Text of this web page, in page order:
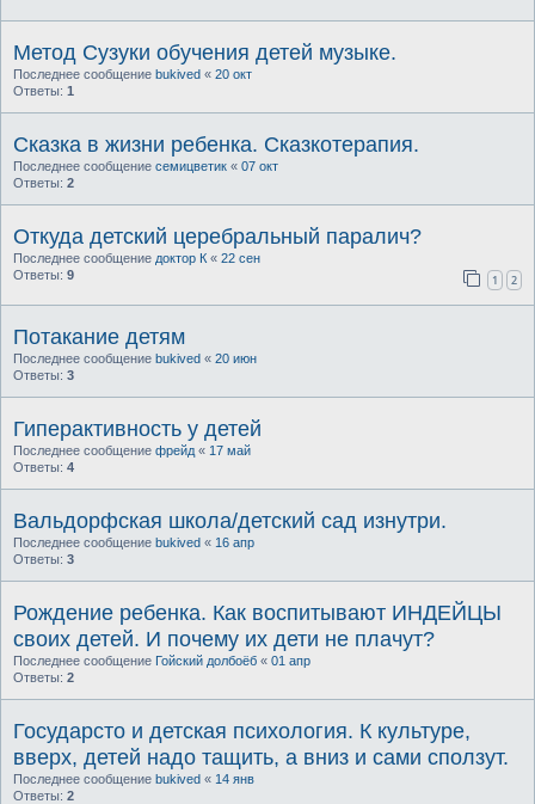
Метод Сузуки обучения детей музыке.
Последнее сообщение bukived « 20 окт
Ответы: 1
Сказка в жизни ребенка. Сказкотерапия.
Последнее сообщение семицветик « 07 окт
Ответы: 2
Откуда детский церебральный паралич?
Последнее сообщение доктор К « 22 сен
Ответы: 9 1 2
Потакание детям
Последнее сообщение bukived « 20 июн
Ответы: 3
Гиперактивность у детей
Последнее сообщение фрейд « 17 май
Ответы: 4
Вальдорфская школа/детский сад изнутри.
Последнее сообщение bukived « 16 апр
Ответы: 3
Рождение ребенка. Как воспитывают ИНДЕЙЦЫ
своих детей. И почему их дети не плачут?
Последнее сообщение Гойский долбоёб « 01 апр
Ответы: 2
Государсто и детская психология. К культуре,
вверх, детей надо тащить, а вниз и сами сползут.
Последнее сообщение bukived « 14 янв
Ответы: 2